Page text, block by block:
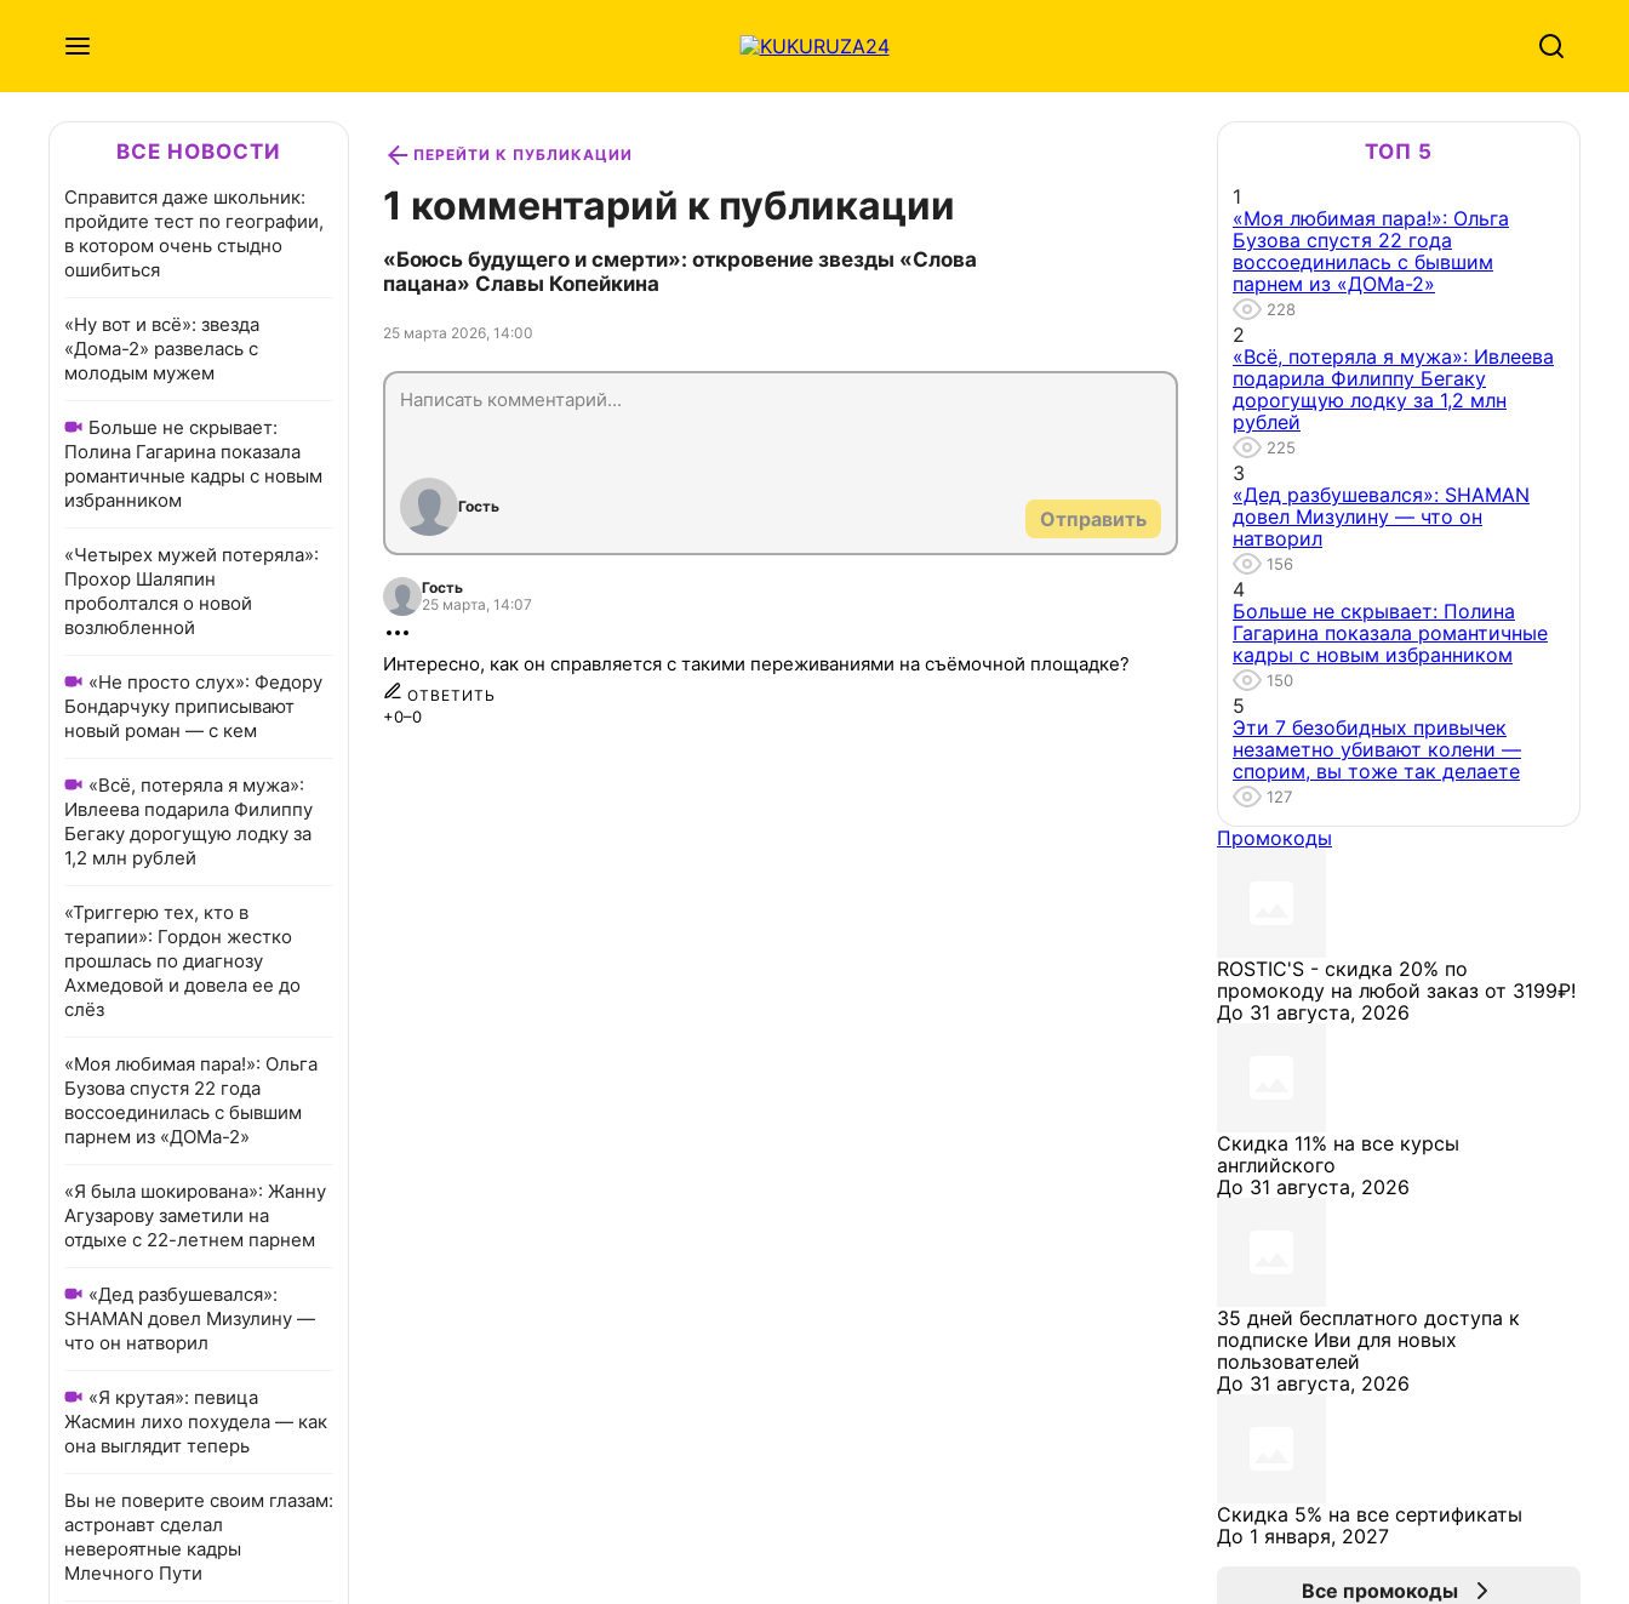
ВСЕ НОВОСТИ
Справится даже школьник:
пройдите тест по географии,
в котором очень стыдно
ошибиться
«Ну вот и всё»: звезда
«Дома-2» развелась с
молодым мужем
Больше не скрывает:
Полина Гагарина показала
романтичные кадры с новым
избранником
«Четырех мужей потеряла»:
Прохор Шаляпин
проболтался о новой
возлюбленной
«Не просто слух»: Федору
Бондарчуку приписывают
новый роман — с кем
«Всё, потеряла я мужа»:
Ивлеева подарила Филиппу
Бегаку дорогущую лодку за
1,2 млн рублей
«Триггерю тех, кто в
терапии»: Гордон жестко
прошлась по диагнозу
Ахмедовой и довела ее до
слёз
«Моя любимая пара!»: Ольга
Бузова спустя 22 года
воссоединилась с бывшим
парнем из «ДОМа-2»
«Я была шокирована»: Жанну
Агузарову заметили на
отдыхе с 22-летнем парнем
«Дед разбушевался»:
SHAMAN довел Мизулину —
что он натворил
«Я крутая»: певица
Жасмин лихо похудела — как
она выглядит теперь
Вы не поверите своим глазам:
астронавт сделал
невероятные кадры
Млечного Пути
ПЕРЕЙТИ К ПУБЛИКАЦИИ
1 комментарий к публикации
«Боюсь будущего и смерти»: откровение звезды «Слова
пацана» Славы Копейкина
25 марта 2026, 14:00
Гость
Отправить
Гость
25 марта, 14:07
Интересно, как он справляется с такими переживаниями на съёмочной площадке?
ОТВЕТИТЬ
+0–0
ТОП 5
1
«Моя любимая пара!»: Ольга
Бузова спустя 22 года
воссоединилась с бывшим
парнем из «ДОМа-2»
228
2
«Всё, потеряла я мужа»: Ивлеева
подарила Филиппу Бегаку
дорогущую лодку за 1,2 млн
рублей
225
3
«Дед разбушевался»: SHAMAN
довел Мизулину — что он
натворил
156
4
Больше не скрывает: Полина
Гагарина показала романтичные
кадры с новым избранником
150
5
Эти 7 безобидных привычек
незаметно убивают колени —
спорим, вы тоже так делаете
127
Промокоды
ROSTIC'S - скидка 20% по
промокоду на любой заказ от 3199₽!
До 31 августа, 2026
Скидка 11% на все курсы
английского
До 31 августа, 2026
35 дней бесплатного доступа к
подписке Иви для новых
пользователей
До 31 августа, 2026
Скидка 5% на все сертификаты
До 1 января, 2027
Все промокоды